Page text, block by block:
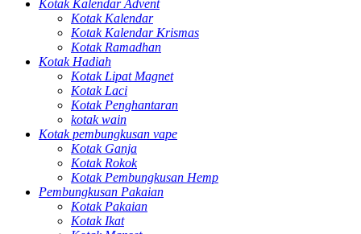
Kotak Kalendar Advent
Kotak Kalendar
Kotak Kalendar Krismas
Kotak Ramadhan
Kotak Hadiah
Kotak Lipat Magnet
Kotak Laci
Kotak Penghantaran
kotak wain
Kotak pembungkusan vape
Kotak Ganja
Kotak Rokok
Kotak Pembungkusan Hemp
Pembungkusan Pakaian
Kotak Pakaian
Kotak Ikat